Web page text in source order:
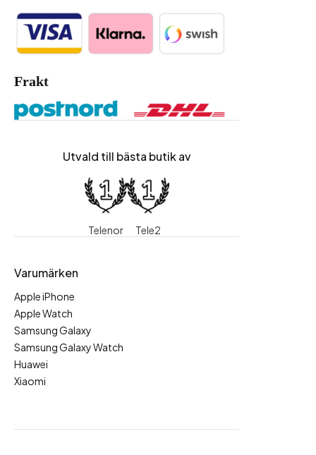
Frakt
Utvald till bästa butik av
Telenor Tele2
Varumärken
Apple iPhone
Apple Watch
Samsung Galaxy
Samsung Galaxy Watch
Huawei
Xiaomi